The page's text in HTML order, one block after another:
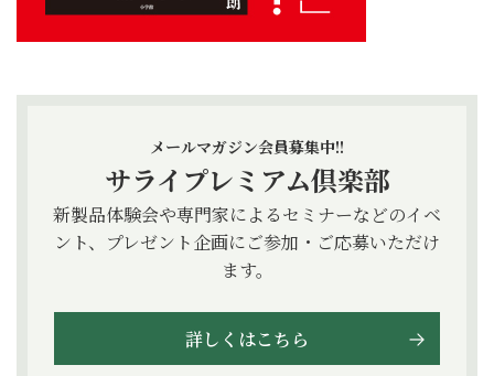
メールマガジン会員募集中!!
サライプレミアム倶楽部
新製品体験会や専門家によるセミナーなどのイベ
ント、プレゼント企画にご参加・ご応募いただけ
ます。
詳しくはこちら